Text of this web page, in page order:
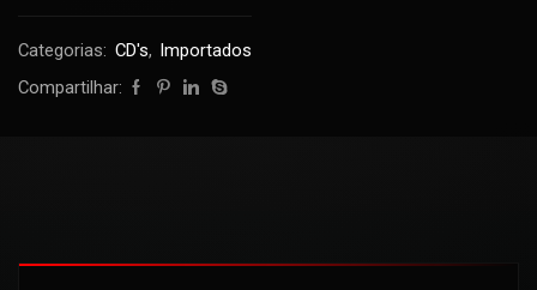
Categorias: CD's, Importados
Compartilhar: